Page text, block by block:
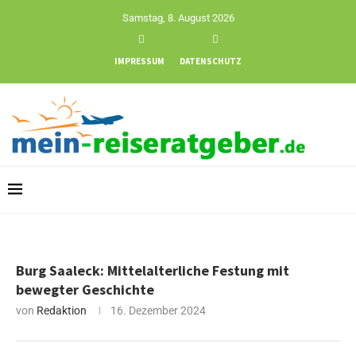
Samstag, 8. August 2026
IMPRESSUM DATENSCHUTZ
Burg Saaleck: Mittelalterliche Festung mit
bewegter Geschichte
von Redaktion 16. Dezember 2024